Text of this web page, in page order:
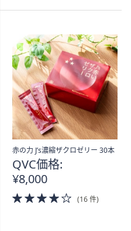
赤の力 J’s濃縮ザクロゼリー 30本
QVC価格:
¥8,000
4.0
of
(16 件)